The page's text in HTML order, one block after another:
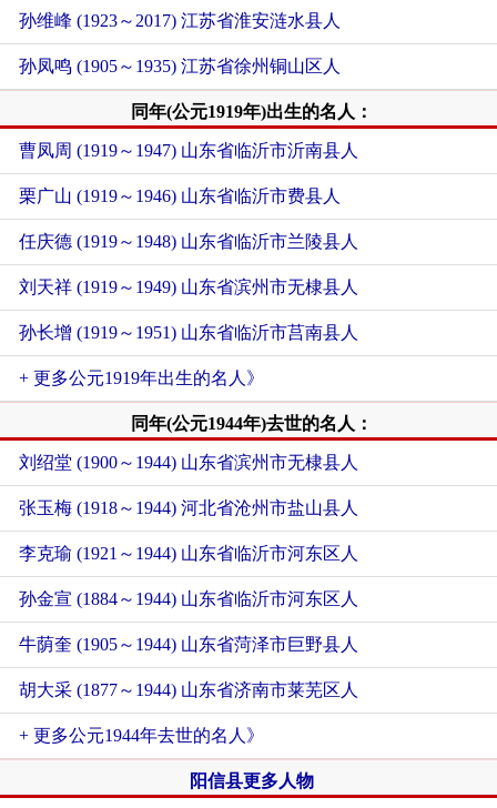
孙维峰 (1923～2017) 江苏省淮安涟水县人
孙凤鸣 (1905～1935) 江苏省徐州铜山区人
同年(公元1919年)出生的名人：
曹凤周 (1919～1947) 山东省临沂市沂南县人
栗广山 (1919～1946) 山东省临沂市费县人
任庆德 (1919～1948) 山东省临沂市兰陵县人
刘天祥 (1919～1949) 山东省滨州市无棣县人
孙长增 (1919～1951) 山东省临沂市莒南县人
+ 更多公元1919年出生的名人》
同年(公元1944年)去世的名人：
刘绍堂 (1900～1944) 山东省滨州市无棣县人
张玉梅 (1918～1944) 河北省沧州市盐山县人
李克瑜 (1921～1944) 山东省临沂市河东区人
孙金宣 (1884～1944) 山东省临沂市河东区人
牛荫奎 (1905～1944) 山东省菏泽市巨野县人
胡大采 (1877～1944) 山东省济南市莱芜区人
+ 更多公元1944年去世的名人》
阳信县更多人物